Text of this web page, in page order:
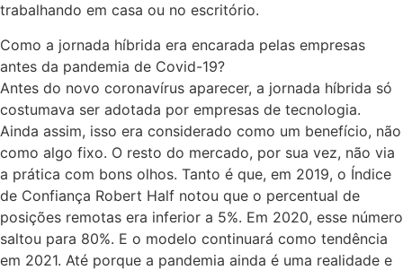
trabalhando em casa ou no escritório.
Como a jornada híbrida era encarada pelas empresas
antes da pandemia de Covid-19?
Antes do novo coronavírus aparecer, a jornada híbrida só
costumava ser adotada por empresas de tecnologia.
Ainda assim, isso era considerado como um benefício, não
como algo fixo. O resto do mercado, por sua vez, não via
a prática com bons olhos. Tanto é que, em 2019, o Índice
de Confiança Robert Half notou que o percentual de
posições remotas era inferior a 5%. Em 2020, esse número
saltou para 80%. E o modelo continuará como tendência
em 2021. Até porque a pandemia ainda é uma realidade e